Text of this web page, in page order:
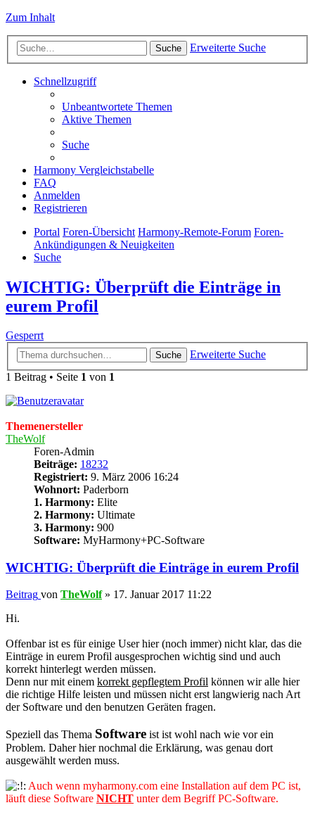
Zum Inhalt
Suche Erweiterte Suche
Schnellzugriff
Unbeantwortete Themen
Aktive Themen
Suche
Harmony Vergleichstabelle
FAQ
Anmelden
Registrieren
Portal Foren-Übersicht Harmony-Remote-Forum Foren-
Ankündigungen & Neuigkeiten
Suche
WICHTIG: Überprüft die Einträge in
eurem Profil
Gesperrt
Suche
Erweiterte Suche
1 Beitrag • Seite 1 von 1
Themenersteller
TheWolf
Foren-Admin
Beiträge: 18232
Registriert: 9. März 2006 16:24
Wohnort: Paderborn
1. Harmony: Elite
2. Harmony: Ultimate
3. Harmony: 900
Software: MyHarmony+PC-Software
WICHTIG: Überprüft die Einträge in eurem Profil
Beitrag von TheWolf» 17. Januar 2017 11:22
Hi.
Offenbar ist es für einige User hier (noch immer) nicht klar, das die
Einträge in eurem Profil ausgesprochen wichtig sind und auch
korrekt hinterlegt werden müssen.
Denn nur mit einem korrekt gepflegtem Profil können wir alle hier
die richtige Hilfe leisten und müssen nicht erst langwierig nach Art
der Software und den benutzen Geräten fragen.
Speziell das Thema Software ist ist wohl nach wie vor ein
Problem. Daher hier nochmal die Erklärung, was genau dort
ausgewählt werden muss.
Auch wenn myharmony.com eine Installation auf dem PC ist,
läuft diese Software NICHT unter dem Begriff PC-Software.